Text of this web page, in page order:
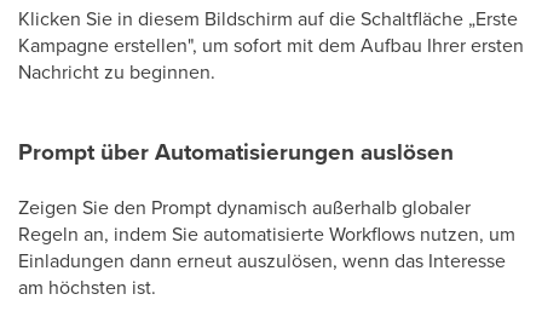
Klicken Sie in diesem Bildschirm auf die Schaltfläche „Erste
Kampagne erstellen", um sofort mit dem Aufbau Ihrer ersten
Nachricht zu beginnen.
Prompt über Automatisierungen auslösen
Zeigen Sie den Prompt dynamisch außerhalb globaler
Regeln an, indem Sie automatisierte Workflows nutzen, um
Einladungen dann erneut auszulösen, wenn das Interesse
am höchsten ist.